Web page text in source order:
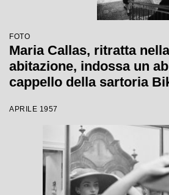
FOTO
Maria Callas, ritratta
abitazione, indossa un
cappello della sartoria
APRILE 1957